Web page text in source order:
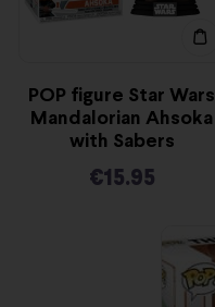
POP figure Star Wars
Mandalorian Ahsoka
with Sabers
€15.95